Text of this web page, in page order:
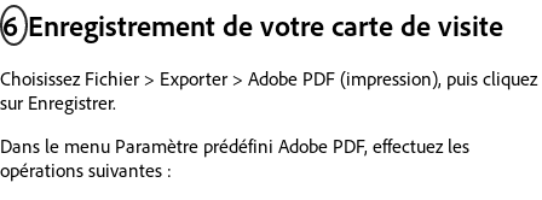
6Enregistrement de votre carte de visite
Choisissez Fichier > Exporter > Adobe PDF (impression), puis cliquez
sur Enregistrer.
Dans le menu Paramètre prédéfini Adobe PDF, effectuez les
opérations suivantes :